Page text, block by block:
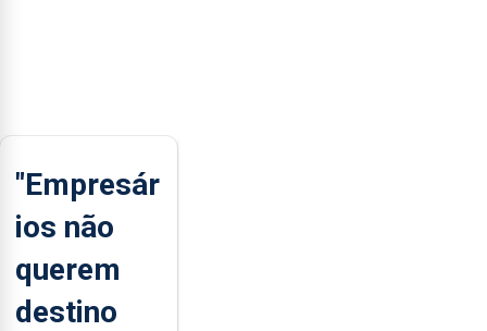
"Empresár
ios não
querem
destino